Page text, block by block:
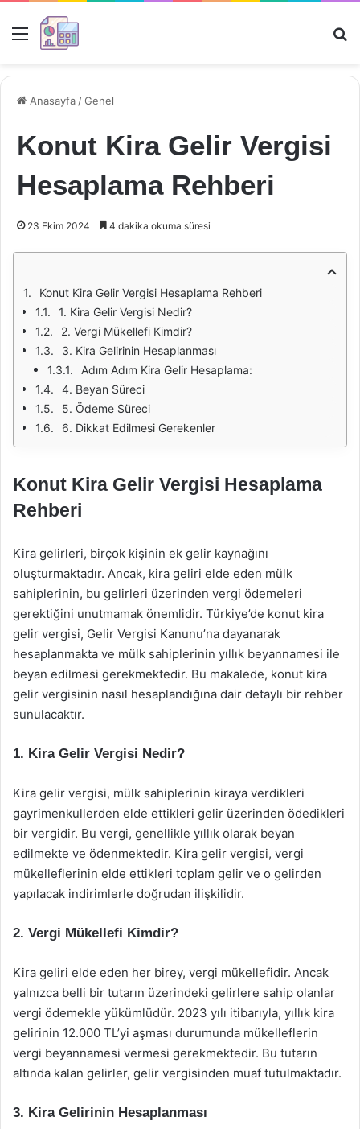
Menü
Anasayfa /Genel
Konut Kira Gelir Vergisi
Hesaplama Rehberi
23 Ekim 2024 4 dakika okuma süresi
Konut Kira Gelir Vergisi Hesaplama Rehberi
1. Kira Gelir Vergisi Nedir?
2. Vergi Mükellefi Kimdir?
3. Kira Gelirinin Hesaplanması
Adım Adım Kira Gelir Hesaplama:
4. Beyan Süreci
5. Ödeme Süreci
6. Dikkat Edilmesi Gerekenler
Konut Kira Gelir Vergisi Hesaplama
Rehberi
Kira gelirleri, birçok kişinin ek gelir kaynağını
oluşturmaktadır. Ancak, kira geliri elde eden mülk
sahiplerinin, bu gelirleri üzerinden vergi ödemeleri
gerektiğini unutmamak önemlidir. Türkiye’de konut kira
gelir vergisi, Gelir Vergisi Kanunu’na dayanarak
hesaplanmakta ve mülk sahiplerinin yıllık beyannamesi ile
beyan edilmesi gerekmektedir. Bu makalede, konut kira
gelir vergisinin nasıl hesaplandığına dair detaylı bir rehber
sunulacaktır.
1. Kira Gelir Vergisi Nedir?
Kira gelir vergisi, mülk sahiplerinin kiraya verdikleri
gayrimenkullerden elde ettikleri gelir üzerinden ödedikleri
bir vergidir. Bu vergi, genellikle yıllık olarak beyan
edilmekte ve ödenmektedir. Kira gelir vergisi, vergi
mükelleflerinin elde ettikleri toplam gelir ve o gelirden
yapılacak indirimlerle doğrudan ilişkilidir.
2. Vergi Mükellefi Kimdir?
Kira geliri elde eden her birey, vergi mükellefidir. Ancak
yalnızca belli bir tutarın üzerindeki gelirlere sahip olanlar
vergi ödemekle yükümlüdür. 2023 yılı itibarıyla, yıllık kira
gelirinin 12.000 TL’yi aşması durumunda mükelleflerin
vergi beyannamesi vermesi gerekmektedir. Bu tutarın
altında kalan gelirler, gelir vergisinden muaf tutulmaktadır.
3. Kira Gelirinin Hesaplanması